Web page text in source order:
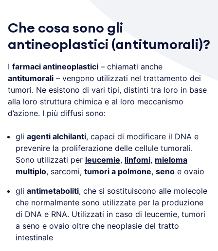
Che cosa sono gli
antineoplastici (antitumorali)?
I farmaci antineoplastici – chiamati anche
antitumorali – vengono utilizzati nel trattamento dei
tumori. Ne esistono di vari tipi, distinti tra loro in base
alla loro struttura chimica e al loro meccanismo
d’azione. I più diffusi sono:
gli agenti alchilanti, capaci di modificare il DNA e
prevenire la proliferazione delle cellule tumorali.
Sono utilizzati per leucemie, linfomi, mieloma
multiplo, sarcomi, tumori a polmone, seno e ovaio
gli antimetaboliti, che si sostituiscono alle molecole
che normalmente sono utilizzate per la produzione
di DNA e RNA. Utilizzati in caso di leucemie, tumori
a seno e ovaio oltre che neoplasie del tratto
intestinale